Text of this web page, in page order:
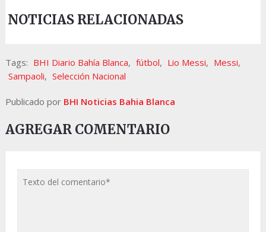
NOTICIAS RELACIONADAS
Tags: BHI Diario Bahía Blanca, fútbol, Lio Messi, Messi,
Sampaoli, Selección Nacional
Publicado por BHI Noticias Bahia Blanca
AGREGAR COMENTARIO